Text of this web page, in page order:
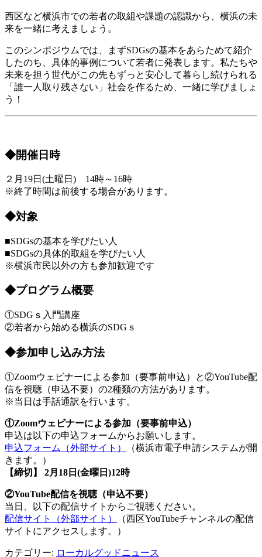
西区など横浜市での若者の取組や課題の認識から、横浜の未
来を一緒に考えましょう。
このシンポジウムでは、まずSDGsの基本をあらためて紹介
したのち、具体的事例について若者に発表します。私たちや
未来を担う世代がこの先もずっと安心して暮らし続けられる
「誰一人取り残さない」社会を作るため、一緒に学びましょ
う！
◆開催日時
２月19日(土曜日) 14時～16時
※終了時間は前後する場合があります。
◆対象
■SDGsの基本を学びたい人
■SDGsの具体的取組を学びたい人
※横浜市民以外の方も参加歓迎です
◆プログラム概要
①SDGｓ入門講座
②若者から始める横浜のSDGｓ
◆参加申し込み方法
①Zoomウェビナーによる参加（要事前申込）と②YouTube配
信を視聴（申込不要）の2種類の方法があります。
※当日は手話通訳を行います。
①Zoomウェビナーによる参加（要事前申込）
申込は以下の申込フォームからお願いします。
申込フォーム（外部サイト）
（横浜市電子申請システムが開
きます。）
【締切】 2月18日(金曜日)12時
②YouTube配信を視聴（申込不要）
当日、以下の配信サイトからご視聴ください。
配信サイト（外部サイト）
（西区YouTubeチャンネルの配信
サイトにアクセスします。）
カテゴリー: ローカルグッドニュース